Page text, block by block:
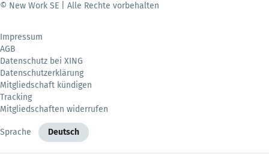
© New Work SE | Alle Rechte vorbehalten
Impressum
AGB
Datenschutz bei XING
Datenschutzerklärung
Mitgliedschaft kündigen
Tracking
Mitgliedschaften widerrufen
Sprache Deutsch